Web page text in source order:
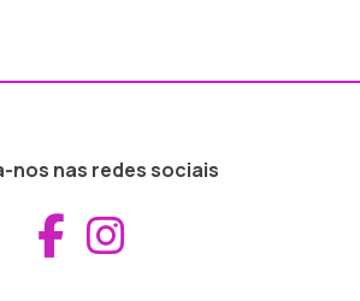
nos nas redes sociais
Aceder ao